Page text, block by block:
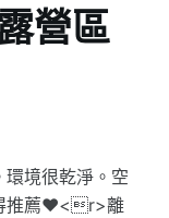
營區
境很乾淨。空
推薦❤️<r>離